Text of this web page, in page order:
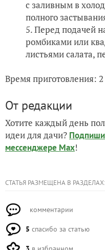
с заливным в
полного
Перед подачей
ромбиками или
листьями салата,
Время приготовления:
От редакции
Хотите каждый день
идеи для дачи?
мессенджере Max!
СТАТЬЯ РАЗМЕЩЕНА В РАЗДЕЛАХ:
комментарии
5 спасибо за статью